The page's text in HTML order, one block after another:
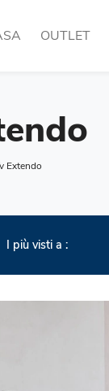
OUTLET
Extendo
I più visti a :